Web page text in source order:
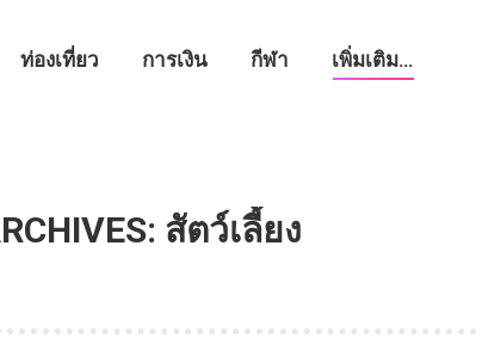
ท่องเที่ยว การเงิน กีฬา เพิ่มเติม…
สัตว์เลี้ยง